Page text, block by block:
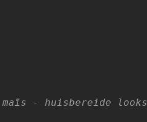
- huisbereide